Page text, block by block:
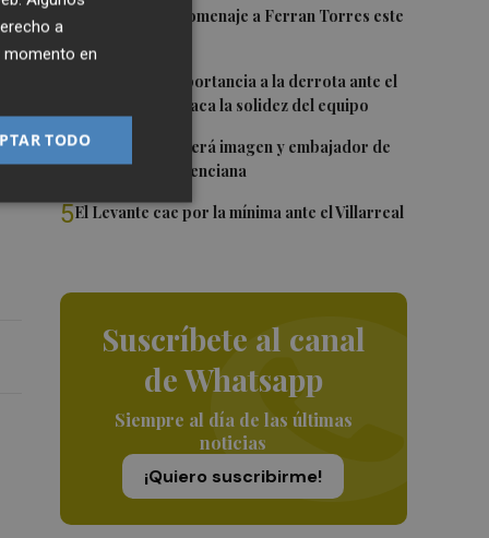
2
Foios rendirá homenaje a Ferran Torres este
Sotelo resta importancia a la derrota ante el
Villarreal y destaca la solidez del equipo
4Ferran Torres será imagen y embajador de
la Comunitat Valenciana
5El Levante cae por la mínima ante el Villarreal
Suscríbete al canal
de Whatsapp
Siempre al día de las últimas
noticias
¡Quiero suscribirme!
a
momento en
TODO